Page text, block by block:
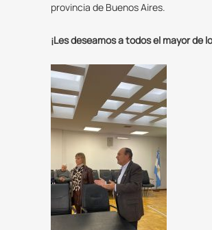
provincia de Buenos Aires.
¡Les deseamos a todos el mayor de